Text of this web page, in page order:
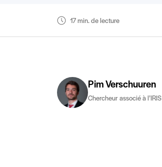
17 min. de lecture
Pim Verschuuren
Chercheur associé à l’IRIS